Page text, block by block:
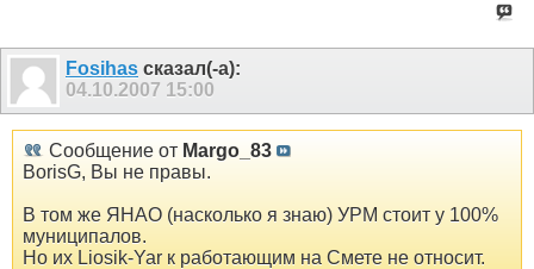
Fosihas сказал(-а):
04.10.2007 15:00
Сообщение от Margo_83
BorisG, Вы не правы.
В том же ЯНАО (насколько я знаю) УРМ стоит у 100%
муниципалов.
Но их Liosik-Yar к работающим на Смете не относит.